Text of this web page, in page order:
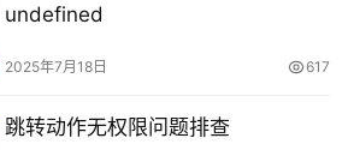
undefined
2025年7月18日 617
跳转动作无权限问题排查